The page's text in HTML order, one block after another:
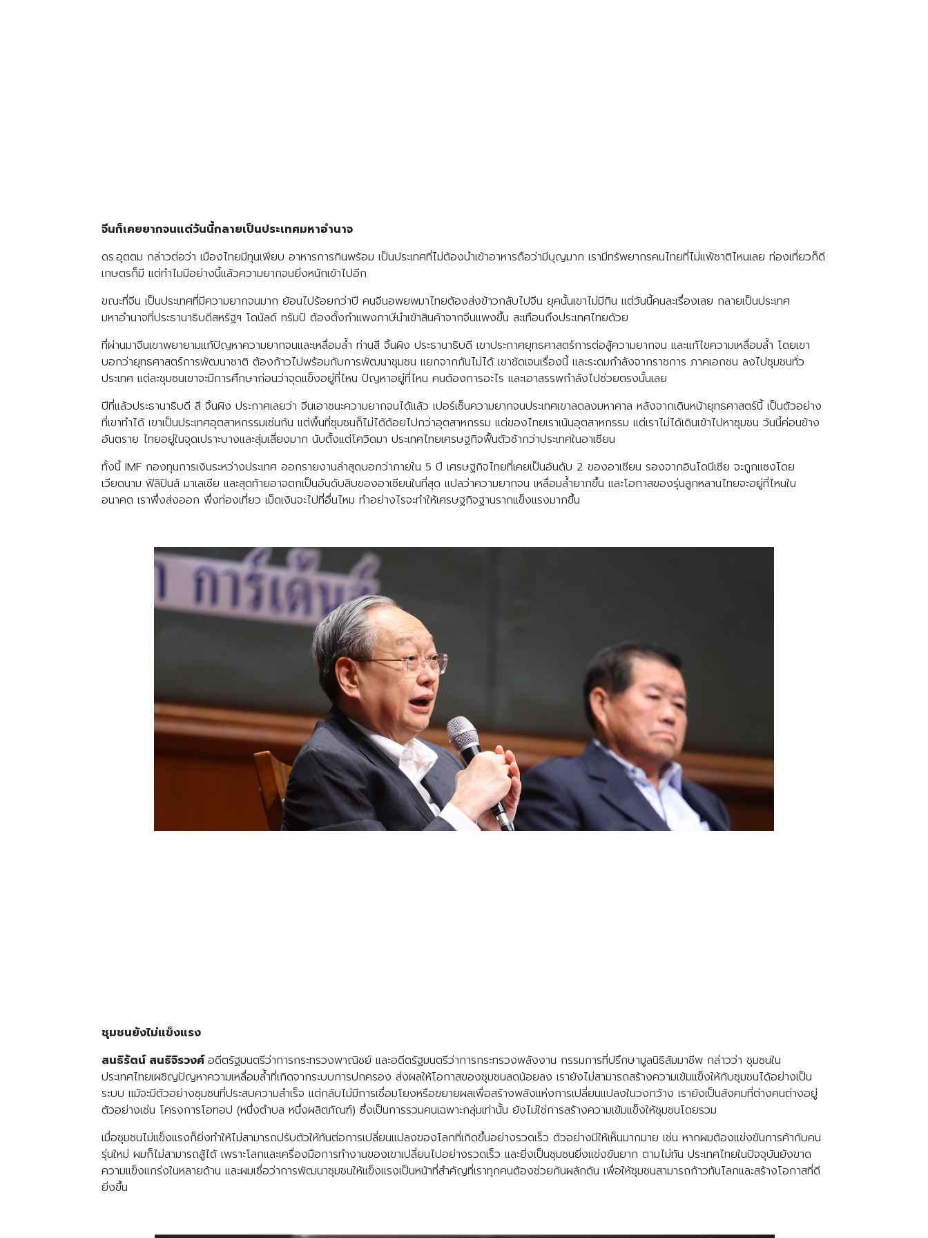
Search
Search
จีนก็เคยยากจนแต่วันนี้กลายเป็นประเทศมหาอำนาจ
ดร.อุตตม กล่าวต่อว่า เมืองไทยมีทุนเพียบ อาหารการกินพร้อม เป็นประเทศที่ไม่ต้องนำเข้าอาหารถือว่ามีบุญมาก เรามีทรัพยากรคนไทยที่ไม่แพ้ชาติไหนเลย ท่องเที่ยวก็ดี
เกษตรก็มี แต่ทำไมมีอย่างนี้แล้วความยากจนยิ่งหนักเข้าไปอีก
ขณะที่จีน เป็นประเทศที่มีความยากจนมาก ย้อนไปร้อยกว่าปี คนจีนอพยพมาไทยต้องส่งข้าวกลับไปจีน ยุคนั้นเขาไม่มีกิน แต่วันนี้คนละเรื่องเลย กลายเป็นประเทศ
มหาอำนาจที่ประธานาธิบดีสหรัฐฯ โดนัลด์ ทรัมป์ ต้องตั้งกำแพงภาษีนำเข้าสินค้าจากจีนแพงขึ้น สะเทือนถึงประเทศไทยด้วย
ที่ผ่านมาจีนเขาพยายามแก้ปัญหาความยากจนและเหลื่อมล้ำ ท่านสี จิ้นผิง ประธานาธิบดี เขาประกาศยุทธศาสตร์การต่อสู้ความยากจน และแก้ไขความเหลื่อมล้ำ โดยเขา
บอกว่ายุทธศาสตร์การพัฒนาชาติ ต้องก้าวไปพร้อมกับการพัฒนาชุมชน แยกจากกันไม่ได้ เขาชัดเจนเรื่องนี้ และระดมกำลังจากราชการ ภาคเอกชน ลงไปชุมชนทั่ว
ประเทศ แต่ละชุมชนเขาจะมีการศึกษาก่อนว่าจุดแข็งอยู่ที่ไหน ปัญหาอยู่ที่ไหน คนต้องการอะไร และเอาสรรพกำลังไปช่วยตรงนั้นเลย
ปีที่แล้วประธานาธิบดี สี จิ้นผิง ประกาศเลยว่า จีนเอาชนะความยากจนได้แล้ว เปอร์เซ็นความยากจนประเทศเขาลดลงมหาศาล หลังจากเดินหน้ายุทธศาสตร์นี้ เป็นตัวอย่าง
ที่เขาทำได้ เขาเป็นประเทศอุตสาหกรรมเช่นกัน แต่พื้นที่ชุมชนก็ไม่ได้ด้อยไปกว่าอุตสาหกรรม แต่ของไทยเราเน้นอุตสาหกรรม แต่เราไม่ได้เดินเข้าไปหาชุมชน วันนี้ค่อนข้าง
อันตราย ไทยอยู่ในจุดเปราะบางและสุ่มเสี่ยงมาก นับตั้งแต่โควิดมา ประเทศไทยเศรษฐกิจฟื้นตัวช้ากว่าประเทศในอาเซียน
ทั้งนี้ IMF กองทุนการเงินระหว่างประเทศ ออกรายงานล่าสุดบอกว่าภายใน 5 ปี เศรษฐกิจไทยที่เคยเป็นอันดับ 2 ของอาเซียน รองจากอินโดนีเซีย จะถูกแซงโดย
เวียดนาม ฟิลิปินส์ มาเลเซีย และสุดท้ายอาจตกเป็นอันดับสิบของอาเซียนในที่สุด แปลว่าความยากจน เหลื่อมล้ำยากขึ้น และโอกาสของรุ่นลูกหลานไทยจะอยู่ที่ไหนใน
อนาคต เราพึ่งส่งออก พึ่งท่องเที่ยว เม็ดเงินจะไปที่อื่นไหม ทำอย่างไรจะทำให้เศรษฐกิจฐานรากแข็งแรงมากขึ้น
ชุมชนยังไม่แข็งแรง
สนธิรัตน์ สนธิจิรวงศ์อดีตรัฐมนตรีว่าการกระทรวงพาณิชย์ และอดีตรัฐมนตรีว่าการกระทรวงพลังงาน กรรมการที่ปรึกษามูลนิธิสัมมาชีพ กล่าวว่า ชุมชนใน
ประเทศไทยเผชิญปัญหาความเหลื่อมล้ำที่เกิดจากระบบการปกครอง ส่งผลให้โอกาสของชุมชนลดน้อยลง เรายังไม่สามารถสร้างความเข้มแข็งให้กับชุมชนได้อย่างเป็น
ระบบ แม้จะมีตัวอย่างชุมชนที่ประสบความสำเร็จ แต่กลับไม่มีการเชื่อมโยงหรือขยายผลเพื่อสร้างพลังแห่งการเปลี่ยนแปลงในวงกว้าง เรายังเป็นสังคมที่ต่างคนต่างอยู่
ตัวอย่างเช่น โครงการโอทอป (หนึ่งตำบล หนึ่งผลิตภัณฑ์) ซึ่งเป็นการรวมคนเฉพาะกลุ่มเท่านั้น ยังไม่ใช่การสร้างความเข้มแข็งให้ชุมชนโดยรวม
เมื่อชุมชนไม่แข็งแรงก็ยิ่งทำให้ไม่สามารถปรับตัวให้ทันต่อการเปลี่ยนแปลงของโลกที่เกิดขึ้นอย่างรวดเร็ว ตัวอย่างมีให้เห็นมากมาย เช่น หากผมต้องแข่งขันการค้ากับคน
รุ่นใหม่ ผมก็ไม่สามารถสู้ได้ เพราะโลกและเครื่องมือการทำงานของเขาเปลี่ยนไปอย่างรวดเร็ว และยิ่งเป็นชุมชนยิ่งแข่งขันยาก ตามไม่ทัน ประเทศไทยในปัจจุบันยังขาด
ความแข็งแกร่งในหลายด้าน และผมเชื่อว่าการพัฒนาชุมชนให้แข็งแรงเป็นหน้าที่สำคัญที่เราทุกคนต้องช่วยกันผลักดัน เพื่อให้ชุมชนสามารถก้าวทันโลกและสร้างโอกาสที่ดี
ยิ่งขึ้น